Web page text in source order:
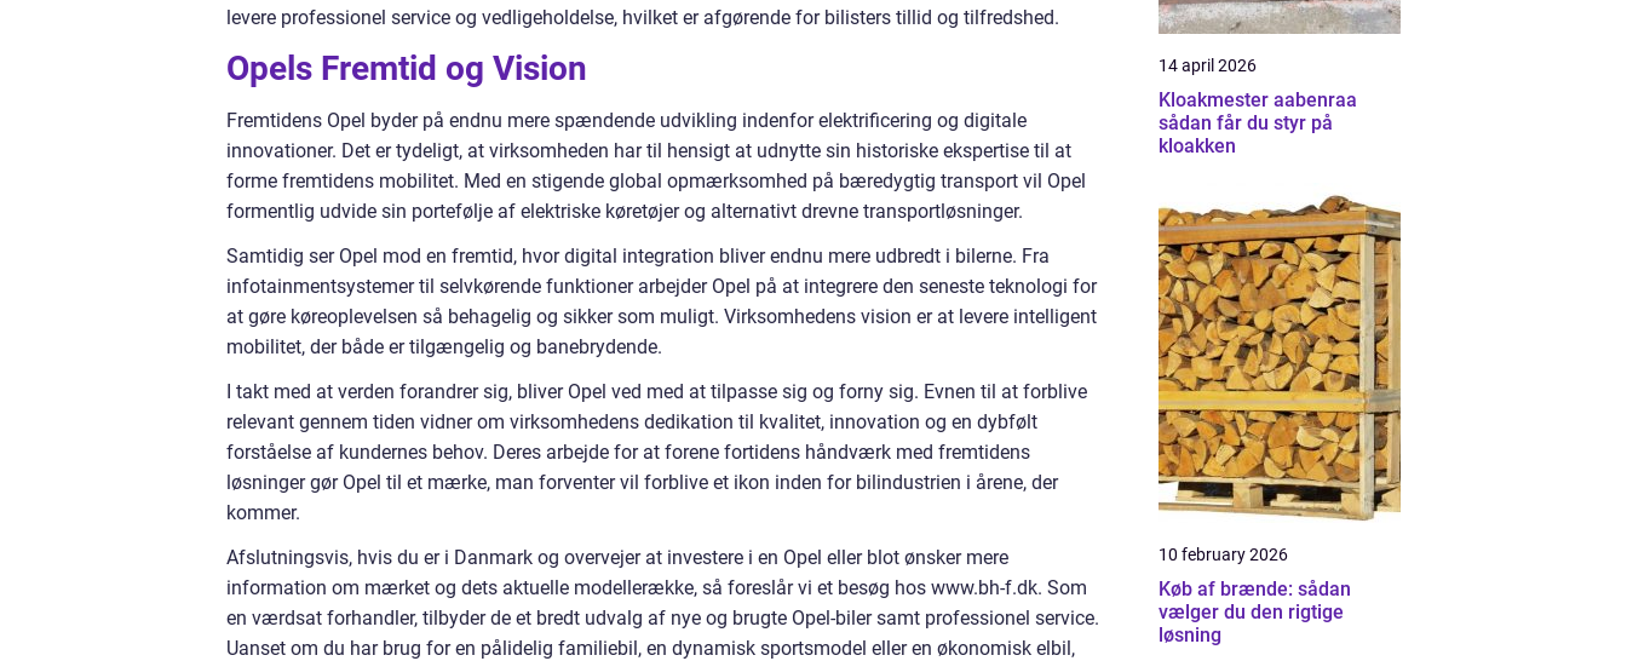
levere professionel service og vedligeholdelse, hvilket er afgørende for bilisters tillid og tilfredshed.
Opels Fremtid og Vision
Fremtidens Opel byder på endnu mere spændende udvikling indenfor elektrificering og digitale
innovationer. Det er tydeligt, at virksomheden har til hensigt at udnytte sin historiske ekspertise til at
forme fremtidens mobilitet. Med en stigende global opmærksomhed på bæredygtig transport vil Opel
formentlig udvide sin portefølje af elektriske køretøjer og alternativt drevne transportløsninger.
Samtidig ser Opel mod en fremtid, hvor digital integration bliver endnu mere udbredt i bilerne. Fra
infotainmentsystemer til selvkørende funktioner arbejder Opel på at integrere den seneste teknologi for
at gøre køreoplevelsen så behagelig og sikker som muligt. Virksomhedens vision er at levere intelligent
mobilitet, der både er tilgængelig og banebrydende.
I takt med at verden forandrer sig, bliver Opel ved med at tilpasse sig og forny sig. Evnen til at forblive
relevant gennem tiden vidner om virksomhedens dedikation til kvalitet, innovation og en dybfølt
forståelse af kundernes behov. Deres arbejde for at forene fortidens håndværk med fremtidens
løsninger gør Opel til et mærke, man forventer vil forblive et ikon inden for bilindustrien i årene, der
kommer.
Afslutningsvis, hvis du er i Danmark og overvejer at investere i en Opel eller blot ønsker mere
information om mærket og dets aktuelle modellerække, så foreslår vi et besøg hos www.bh-f.dk. Som
en værdsat forhandler, tilbyder de et bredt udvalg af nye og brugte Opel-biler samt professionel service.
Uanset om du har brug for en pålidelig familiebil, en dynamisk sportsmodel eller en økonomisk elbil,
14 april 2026
Kloakmester aabenraa
sådan får du styr på
kloakken
10 february 2026
Køb af brænde: sådan
vælger du den rigtige
løsning